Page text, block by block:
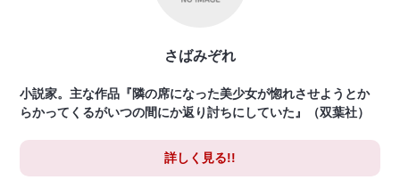
さばみぞれ
小説家。主な作品『隣の席になった美少女が惚れさせようとか
らかってくるがいつの間にか返り討ちにしていた』（双葉社）
詳しく見る!!